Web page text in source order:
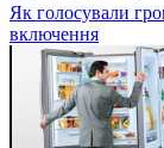
Як голосували
включення